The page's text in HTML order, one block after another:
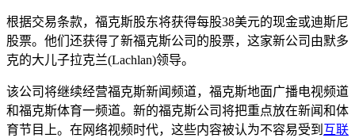
根据交易条款，福克斯股东将获得每股38美元的现金或迪斯尼
股票。他们还获得了新福克斯公司的股票，这家新公司由默多
克的大儿子拉克兰(Lachlan)领导。
该公司将继续经营福克斯新闻频道，福克斯地面广播电视频道
和福克斯体育一频道。新的福克斯公司将把重点放在新闻和体
育节目上。在网络视频时代，这些内容被认为不容易受到 互联